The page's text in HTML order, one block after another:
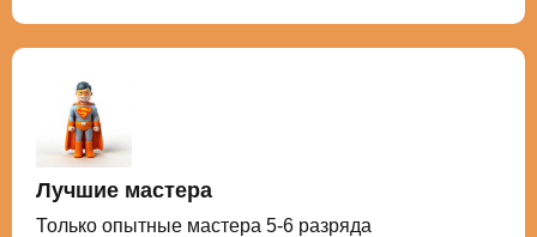
Лучшие мастера
Только опытные мастера 5-6 разряда